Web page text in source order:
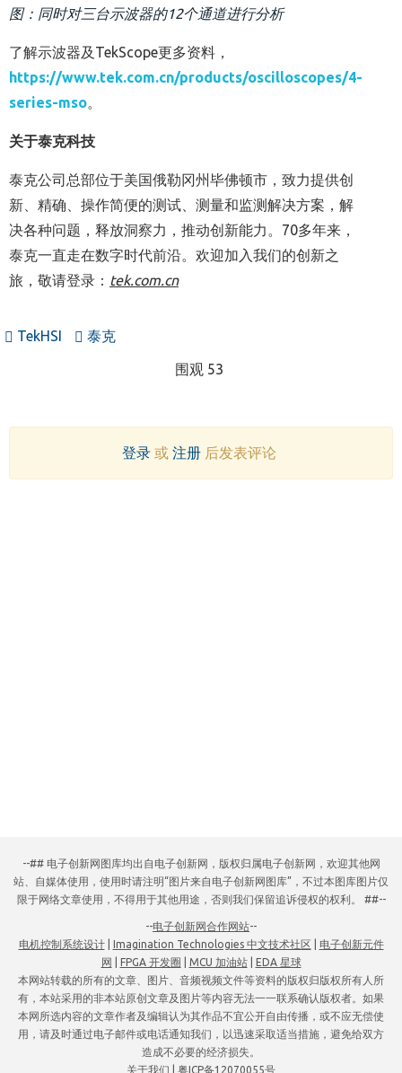
图：同时对三台示波器的12个通道进行分析
了解示波器及TekScope更多资料，
https://www.tek.com.cn/products/oscilloscopes/4-
series-mso。
关于泰克科技
泰克公司总部位于美国俄勒冈州毕佛顿市，致力提供创
新、精确、操作简便的测试、测量和监测解决方案，解
决各种问题，释放洞察力，推动创新能力。70多年来，
泰克一直走在数字时代前沿。欢迎加入我们的创新之
旅，敬请登录： tek.com.cn
TekHSI 泰克
围观 53
登录或 注册后发表评论
--## 电子创新网图库均出自电子创新网，版权归属电子创新网，欢迎其他网
站、自媒体使用，使用时请注明“图片来自电子创新网图库”，不过本图库图片仅
限于网络文章使用，不得用于其他用途，否则我们保留追诉侵权的权利。 ##--
--电子创新网合作网站--
电机控制系统设计| Imagination Technologies 中文技术社区
电子创新元件
网
FPGA 开发圈 MCU 加油站|
EDA 星球
本网站转载的所有的文章、图片、音频视频文件等资料的版权归版权所有人所
有，本站采用的非本站原创文章及图片等内容无法一一联系确认版权者。如果
本网所选内容的文章作者及编辑认为其作品不宜公开自由传播，或不应无偿使
用，请及时通过电子邮件或电话通知我们，以迅速采取适当措施，避免给双方
造成不必要的经济损失。
关于我们
粤ICP备12070055号